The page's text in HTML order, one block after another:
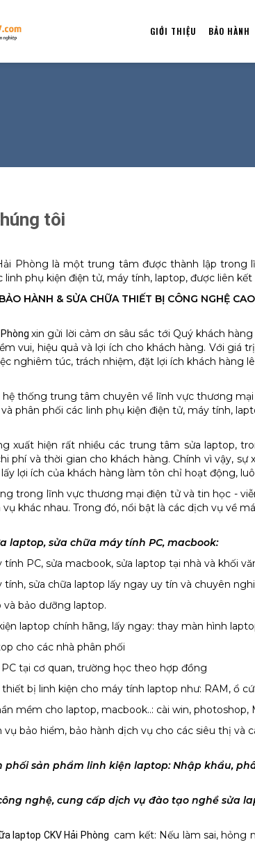
GIỚI THIỆU BẢO HÀNH
tôi
Phòng là một trung tâm được thành lập
linh phụ kiện điện tử, máy tính, laptop, được liên
HÀNH & SỬA CHỮA THIẾT BỊ CÔNG NGHỆ CAO
Phòngxin gửi lời cảm ơn sâu sắc tới Quý khách
vui, hiệu quả và lợi ích cho khách hàng. Với giá
nghiêm túc, trách nhiệm, đặt lợi ích khách hàng
hệ thống trung tâm chuyên về lĩnh vực thương
phân phối các linh phụ kiện điện tử, máy tính,
xuất hiện rất nhiều các trung tâm sửa laptop,
phí và thời gian cho khách hàng. Chính vì vậy, sự
lợi ích của khách hàng làm tôn chỉ hoạt động,
trong lĩnh vực thương mại điện tử và tin học -
khác nhau. Trong đó, nổi bật là các dịch vụ về
laptop, sửa chữa máy tính PC, macbook:
PC, sửa macbook, sửa laptop tại nhà và khối
sửa chữa laptop lấy ngay uy tín và chuyên
bảo dưỡng laptop.
laptop chính hãng, lấy ngay: thay màn hình
cho các nhà phân phối
tại cơ quan, trường học theo hợp đồng
bị linh kiện cho máy tính laptop như: RAM, ổ
mềm cho laptop, macbook..: cài win, photoshop,
bảo hiểm, bảo hành dịch vụ cho các siêu thị và
phối sản phẩm linh kiện laptop: Nhập khẩu,
nghệ, cung cấp dịch vụ đào tạo nghề sửa
laptop CKV Hải Phòng cam kết: Nếu làm sai, hỏng